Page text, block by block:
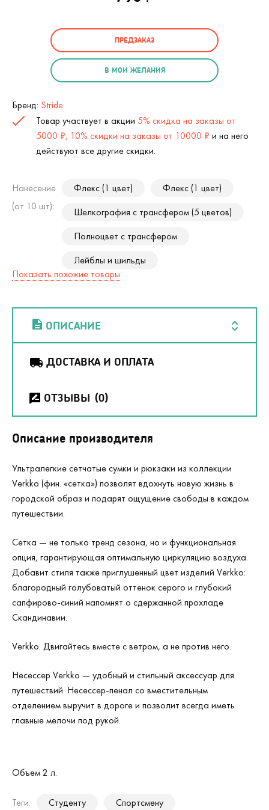
ПРЕДЗАКАЗ
В МОИ ЖЕЛАНИЯ
Бренд: Stride
Товар участвует в акции 5% скидка на заказы от
5000 ₽, 10% скидки на заказы от 10000 ₽ и на него
действуют все другие скидки.
Нанесение
(от 10 шт):
Флекс (1 цвет)
Флекс (1 цвет)
Шелкография с трансфером (5 цветов)
Полноцвет с трансфером
Лейблы и шильды
Показать похожие товары
ОПИСАНИЕ
ДОСТАВКА И ОПЛАТА
ОТЗЫВЫ (0)
Описание производителя
Ультралегкие сетчатые сумки и рюкзаки из коллекции
Verkko (фин. «сетка») позволят вдохнуть новую жизнь в
городской образ и подарят ощущение свободы в каждом
путешествии.
Сетка — не только тренд сезона, но и функциональная
опция, гарантирующая оптимальную циркуляцию воздуха.
Добавит стиля также приглушенный цвет изделий Verkko:
благородный голубоватый оттенок серого и глубокий
сапфирово-синий напомнят о сдержанной прохладе
Скандинавии.
Verkko. Двигайтесь вместе с ветром, а не против него.
Несессер Verkko — удобный и стильный аксессуар для
путешествий. Несессер-пенал со вместительным
отделением выручит в дороге и позволит всегда иметь
главные мелочи под рукой.
Объем 2 л.
Теги: Студенту Спортсмену